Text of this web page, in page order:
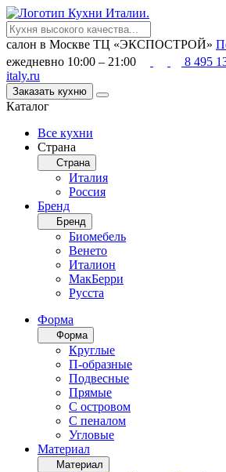
салон в Москве ТЦ «ЭКСПОСТРОЙ»
ежедневно 10:00 – 21:00
8 495
italy.ru
Заказать кухню
Каталог
Все кухни
Страна
Страна
Италия
Россия
Бренд
Бренд
Биомебель
Венето
Италион
МакБерри
Русста
Форма
Форма
Круглые
П-образные
Подвесные
Прямые
С островом
С пеналом
Угловые
Материал
Материал